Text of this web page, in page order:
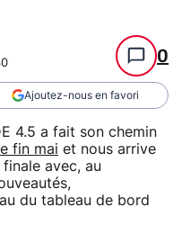
0
Ajoutez-nous en favori
4.5 a fait son chemin
fin mai et nous arrive
avec, au
du tableau de bord